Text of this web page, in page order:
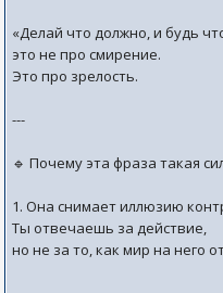
«Делай что должно, и будь
это не про смирение.
Это про зрелость.
---
🔹 Почему эта фраза такая
1. Она снимает иллюзию
Ты отвечаешь за действие,
но не за то, как мир на него